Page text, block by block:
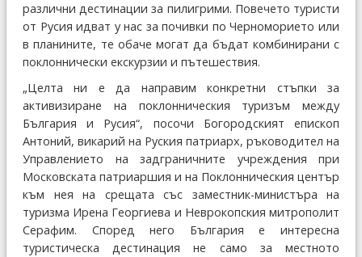
различни дестинации за пилигрими. Повечето туристи
от Русия идват у нас за почивки по Черноморието или
в планините, те обаче могат да бъдат комбинирани с
поклоннически екскурзии и пътешествия.
„Целта ни е да направим конкретни стъпки за
активизиране на поклонническия туризъм между
България и Русия“, посочи Богородският епископ
Антоний, викарий на Руския патриарх, ръководител на
Управлението на задграничните учреждения при
Московската патриаршия и на Поклонническия център
към нея на срещата със заместник-министъра на
туризма Ирена Георгиева и Неврокопския митрополит
Серафим. Според него България е интересна
туристическа дестинация не само за местното